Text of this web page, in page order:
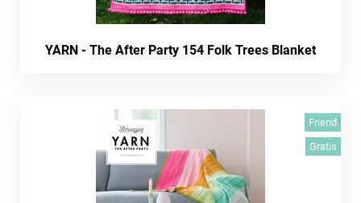
YARN - The After Party 154 Folk Trees Blanket
Friend
Gratis